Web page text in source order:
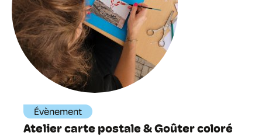
Évènement
Atelier carte postale & Goûter coloré